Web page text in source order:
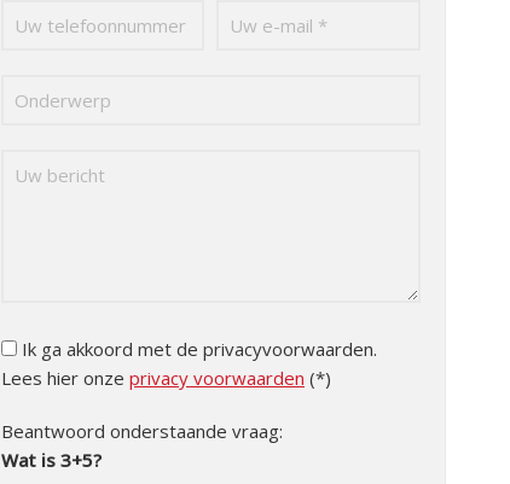
Ik ga akkoord met de privacyvoorwaarden.
Lees hier onze privacy voorwaarden (*)
Beantwoord onderstaande vraag:
Wat is 3+5?